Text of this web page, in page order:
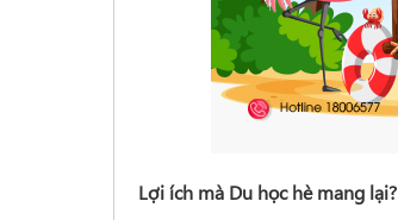
Lợi ích mà Du học hè mang lại?